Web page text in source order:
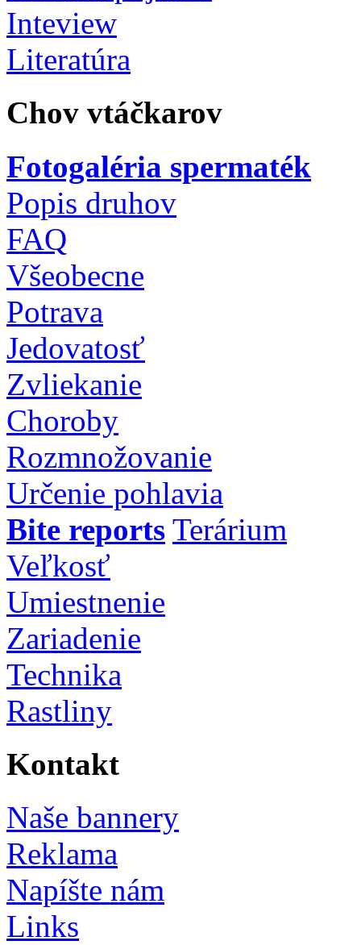
Inteview
Literatúra
Chov vtáčkarov
Fotogaléria spermaték
Popis druhov
FAQ
Všeobecne
Potrava
Jedovatosť
Zvliekanie
Choroby
Rozmnožovanie
Určenie pohlavia
Bite reports Terárium
Veľkosť
Umiestnenie
Zariadenie
Technika
Rastliny
Kontakt
Naše bannery
Reklama
Napíšte nám
Links